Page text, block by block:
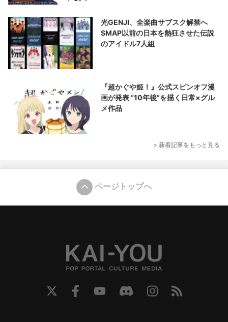
光GENJI、全楽曲サブスク解禁へ
SMAP以前の日本を熱狂させた伝説
のアイドル7人組
『超かぐや姫！』公式スピンオフ漫
画が発表 “10年後”を描く日常×グル
メ作品
> 新着記事をもっと見る
ページトップへ